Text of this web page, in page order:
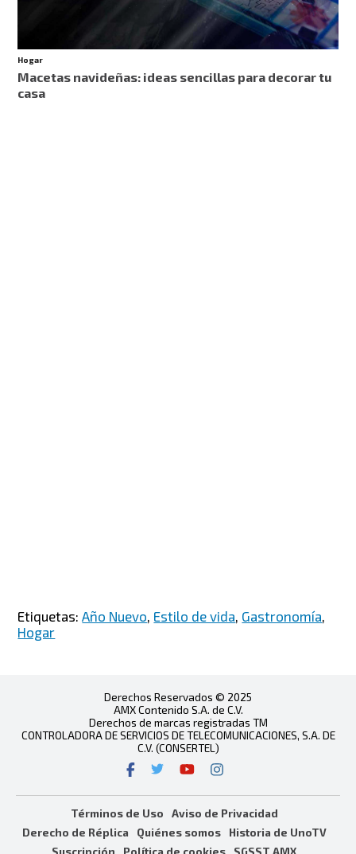
Hogar
Macetas navideñas: ideas sencillas para decorar tu
casa
Etiquetas:Año Nuevo, Estilo de vida, Gastronomía,
Hogar
Derechos Reservados © 2025
AMX Contenido S.A. de C.V.
Derechos de marcas registradas TM
CONTROLADORA DE SERVICIOS DE TELECOMUNICACIONES, S.A. DE
C.V. (CONSERTEL)
Términos de Uso
Aviso de Privacidad
Derecho de Réplica
Quiénes somos
Historia de UnoTV